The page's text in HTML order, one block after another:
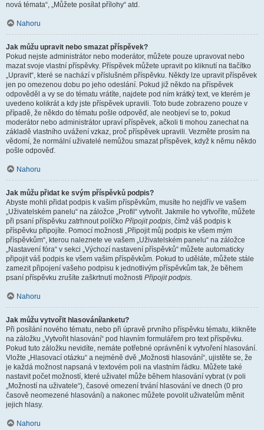
nová témata“, „Můžete posílat přílohy“ atd.
Nahoru
Jak můžu upravit nebo smazat příspěvek?
Pokud nejste administrátor nebo moderátor, můžete pouze upravovat nebo
mazat svoje vlastní příspěvky. Příspěvek můžete upravit po kliknutí na tlačítko
„Upravit“, které se nachází v příslušném příspěvku. Někdy lze upravit příspěvek
jen po omezenou dobu po jeho odeslání. Pokud již někdo na příspěvek
odpověděl a vy se do tématu vrátíte, najdete pod ním krátký text, ve kterém je
uvedeno kolikrát a kdy jste příspěvek upravili. Toto bude zobrazeno pouze v
případě, že někdo do tématu pošle odpověď, ale neobjeví se to, pokud
moderátor nebo administrátor upraví příspěvek, ačkoli ti mohou zanechat na
základě vlastního uvážení vzkaz, proč příspěvek upravili. Vezměte prosím na
vědomí, že normální uživatelé nemůžou smazat příspěvek, když k němu někdo
pošle odpověď.
Nahoru
Jak můžu přidat ke svým příspěvků podpis?
Abyste mohli přidat podpis k vašim příspěvkům, musíte ho nejdřív ve vašem
„Uživatelském panelu“ na záložce „Profil“ vytvořit. Jakmile ho vytvoříte, můžete
při psaní příspěvku zatrhnout políčko Připojit podpis, čímž váš podpis k
příspěvku připojíte. Pomocí možnosti „Připojit můj podpis ke všem mým
příspěvkům“, kterou naleznete ve vašem „Uživatelském panelu“ na záložce
„Nastavení fóra“ v sekci „Výchozí nastavení příspěvků“ můžete automaticky
připojit váš podpis ke všem vašim příspěvkům. Pokud to uděláte, můžete stále
zamezit připojení vašeho podpisu k jednotlivým příspěvkům tak, že během
psaní příspěvku zrušíte zaškrtnutí možnosti Připojit podpis.
Nahoru
Jak můžu vytvořit hlasování/anketu?
Při posílání nového tématu, nebo při úpravě prvního příspěvku tématu, klikněte
na záložku „Vytvořit hlasování“ pod hlavním formulářem pro text příspěvku.
Pokud tuto záložku nevidíte, nemáte potřebné oprávnění k vytvoření hlasování.
Vložte „Hlasovací otázku“ a nejméně dvě „Možnosti hlasování“, ujistěte se, že
je každá možnost napsaná v textovém poli na vlastním řádku. Můžete také
nastavit počet možností, které uživatel může během hlasování vybrat (v poli
„Možností na uživatele“), časové omezení trvání hlasování ve dnech (0 pro
časově neomezené hlasování) a nakonec můžete povolit uživatelům měnit
jejich hlasy.
Nahoru